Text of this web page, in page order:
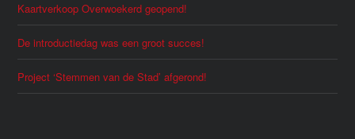
Kaartverkoop Overwoekerd geopend!
De introductiedag was een groot succes!
Project ‘Stemmen van de Stad’ afgerond!